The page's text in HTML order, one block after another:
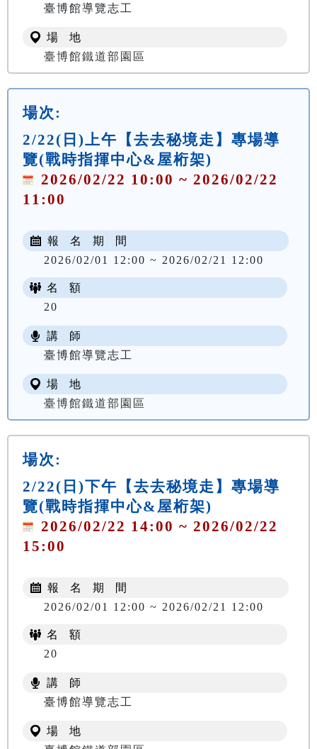
臺博館導覽志工
場 地
臺博館鐵道部園區
場次:
2/22(日)上午【去去秘境走】專場導
覽(戰時指揮中心&屋桁架)
2026/02/22 10:00 ~ 2026/02/22
11:00
報 名 期 間
2026/02/01 12:00 ~ 2026/02/21 12:00
名 額
20
講 師
臺博館導覽志工
場 地
臺博館鐵道部園區
場次:
2/22(日)下午【去去秘境走】專場導
覽(戰時指揮中心&屋桁架)
2026/02/22 14:00 ~ 2026/02/22
15:00
報 名 期 間
2026/02/01 12:00 ~ 2026/02/21 12:00
名 額
20
講 師
臺博館導覽志工
場 地